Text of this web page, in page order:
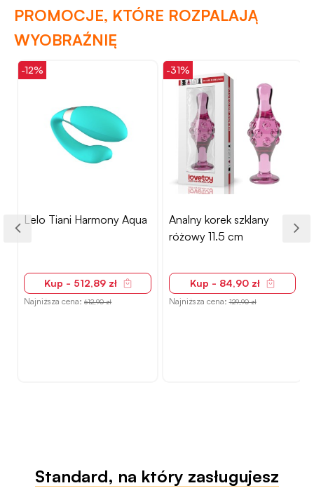
PROMOCJE, KTÓRE ROZPALAJĄ
WYOBRAŹNIĘ
-12%
Lelo Tiani Harmony Aqua
Kup - 512,89 zł
Najniższa cena:612,90 zł
-31%
Analny korek szklany
różowy 11.5 cm
Kup - 84,90 zł
Najniższa cena:129,90 zł
Standard, na który zasługujesz